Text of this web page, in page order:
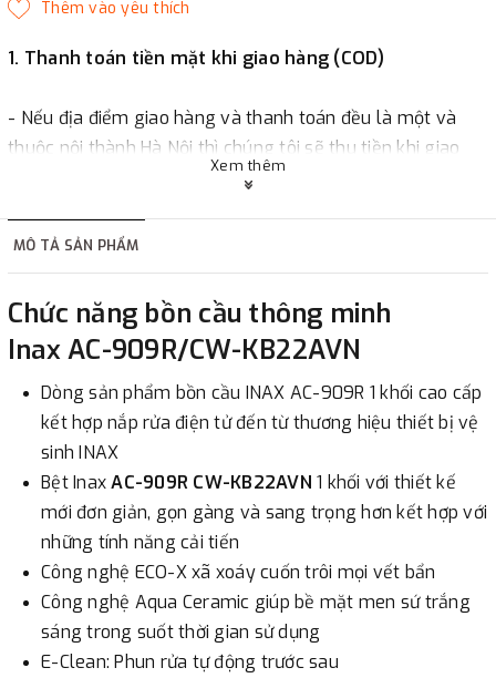
1. Thanh toán tiền mặt khi giao hàng (COD)
- Nếu địa điểm giao hàng và thanh toán đều là một và
thuộc nội thành Hà Nội thì chúng tôi sẽ thu tiền khi giao
hàng hoặc khách hàng đặt tiền trước một phần giá trị đơn
2. Thanh toán trực tiếp tại :
-Showroom Thanh HươngĐịa chỉ : 23 phố Cát Linh,
phường Cát Linh, quận Đống Đa, Hà Nội.
3. Chuyển khoản qua ngân hàng
- Nếu địa điểm giao hàng khác với địa điểm thanh toán
hoặc với những đơn đặt hàng ngoài nội thành Hà Nội.
Chúng tôi sẽ thu tiền trước 100% giá trị hàng + phí vận
chuyển theo cước phí tính trong chính sách vận chuyển
bằng phương thức chuyển khoản trước khi giao hàng.
- Sau khi có thông tin xác thực đã chuyển tiền của quý
khách, chúng tôi sẽ thực hiện đơn hàng theo yêu cầu.
Xem thêm
MÔ TẢ SẢN PHẨM
Chức năng bồn cầu thông minh
Inax AC-909R/CW-KB22AVN
Dòng sản phẩm bồn cầu INAX AC-909R 1 khối cao cấp
kết hợp nắp rửa điện tử đến từ thương hiệu thiết bị vệ
sinh INAX
Bệt InaxAC-909R CW-KB22AVN 1 khối với thiết kế
mới đơn giản, gọn gàng và sang trọng hơn kết hợp với
những tính năng cải tiến
Công nghệ ECO-X xã xoáy cuốn trôi mọi vết bẩn
Công nghệ Aqua Ceramic giúp bề mặt men sứ trắng
sáng trong suốt thời gian sử dụng
E-Clean: Phun rửa tự động trước sau